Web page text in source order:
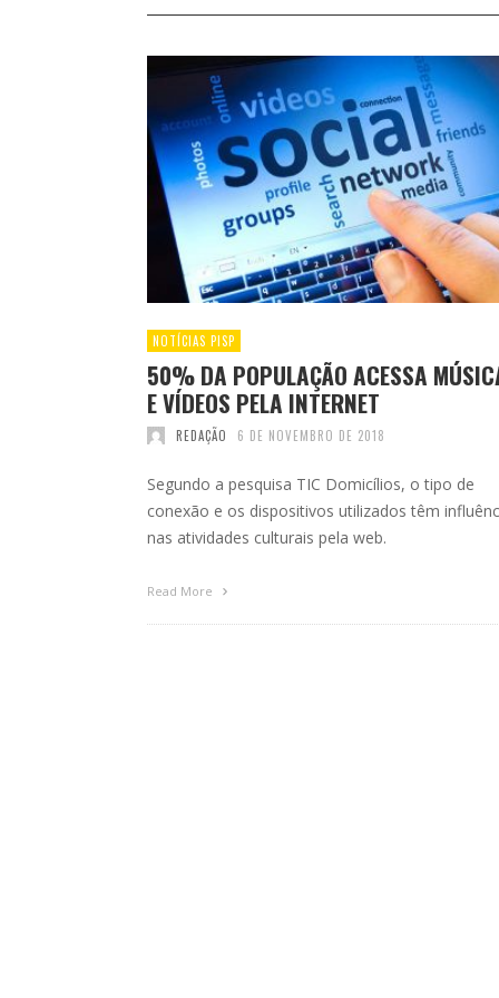
NOTÍCIAS PISP
50% DA POPULAÇÃO ACESSA
E VÍDEOS PELA INTERNET
REDAÇÃO 6 DE NOVEMBRO DE 2018
Segundo a pesquisa TIC Domicílios, o tipo de
conexão e os dispositivos utilizados têm
nas atividades culturais pela web.
Read More